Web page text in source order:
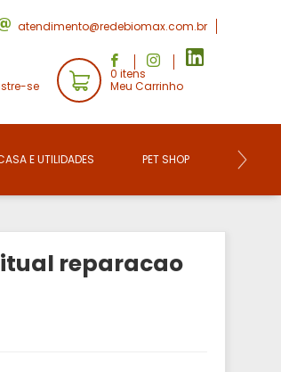
atendimento@redebiomax.com.br
se
0 itens
Meu Carrinho
E UTILIDADES PET SHOP
reparacao